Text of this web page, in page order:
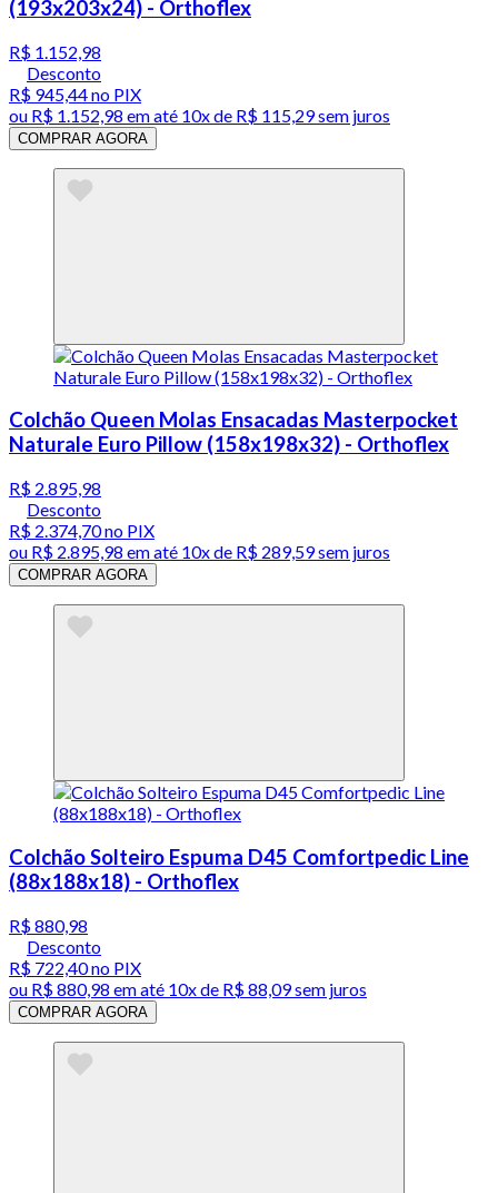
(193x203x24) - Orthoflex
R$ 1.152,98
Desconto
R$ 945,44no PIX
ou R$ 1.152,98 em até 10x de R$ 115,29 sem juros
COMPRAR AGORA
Colchão Queen Molas Ensacadas Masterpocket
Naturale Euro Pillow (158x198x32) - Orthoflex
R$ 2.895,98
Desconto
R$ 2.374,70no PIX
ou R$ 2.895,98 em até 10x de R$ 289,59 sem juros
COMPRAR AGORA
Colchão Solteiro Espuma D45 Comfortpedic Line
(88x188x18) - Orthoflex
R$ 880,98
Desconto
R$ 722,40no PIX
ou R$ 880,98 em até 10x de R$ 88,09 sem juros
COMPRAR AGORA